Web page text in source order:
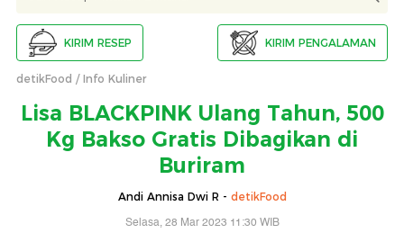
KIRIM RESEP KIRIM PENGALAMAN
detikFood Info Kuliner
Lisa BLACKPINK Ulang Tahun, 500
Kg Bakso Gratis Dibagikan di
Buriram
Andi Annisa Dwi R - detikFood
Selasa, 28 Mar 2023 11:30 WIB